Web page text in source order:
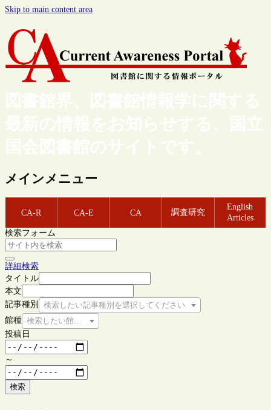
Skip to main content area
図書館界、図書館情報学に関する
最新の情報をお知らせする、国立
国会図書館のサイトです。
メインメニュー
CA-R CA-E CA 調査研究
English
Articles
検索フォーム
詳細検索
タイトル
本文
記事種別
検索したい記事種別を選択してください
館種 検索したい館種を選択してください
投稿日
～
検索